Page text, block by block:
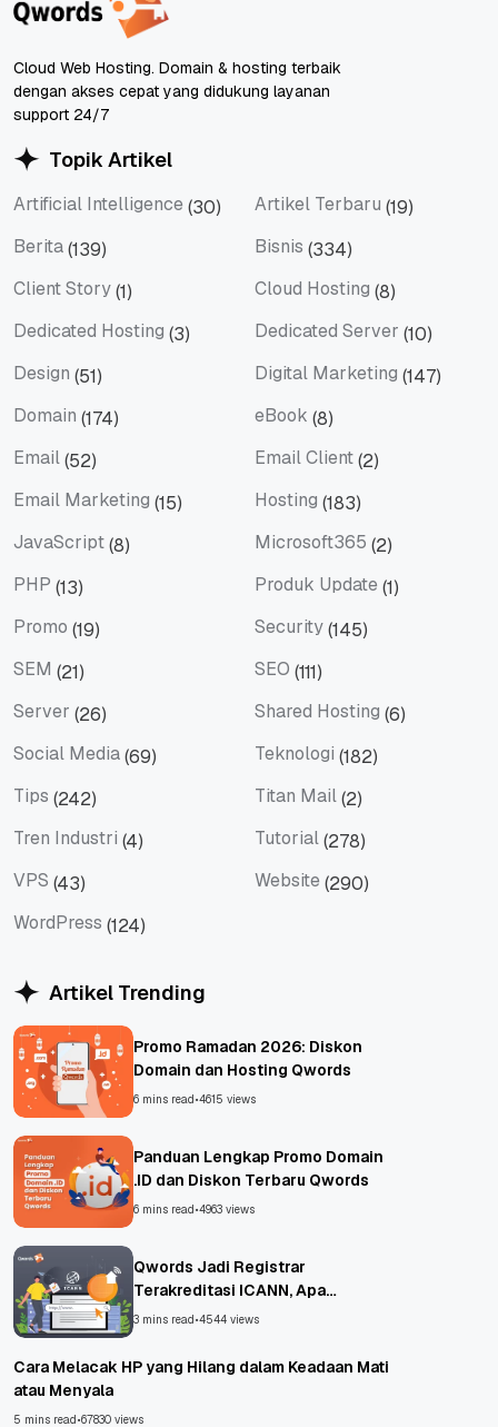
Cloud Web Hosting. Domain & hosting terbaik
dengan akses cepat yang didukung layanan
support 24/7
Topik Artikel
Artificial Intelligence (30) Artikel Terbaru (19)
Berita(139) Bisnis (334)
Client Story(1) Cloud Hosting (8)
Dedicated Hosting (3) Dedicated Server (10)
Design (51) Digital Marketing (147)
Domain (174) eBook (8)
Email(52) Email Client(2)
Email Marketing (15) Hosting (183)
JavaScript(8) Microsoft365 (2)
PHP (13) Produk Update (1)
Promo (19) Security(145)
SEM (21) SEO (111)
Server (26) Shared Hosting (6)
Social Media(69) Teknologi (182)
Tips (242) Titan Mail(2)
Tren Industri (4) Tutorial(278)
VPS (43) Website (290)
WordPress (124)
Artikel Trending
Promo Ramadan 2026: Diskon
Domain dan Hosting Qwords
6 mins read•4615 views
Panduan Lengkap Promo Domain
.ID dan Diskon Terbaru Qwords
6 mins read•4963 views
Qwords Jadi Registrar
Terakreditasi ICANN, Apa
Untungnya?
3 mins read•4544 views
Cara Melacak HP yang Hilang dalam Keadaan Mati
atau Menyala
5 mins read•67830 views